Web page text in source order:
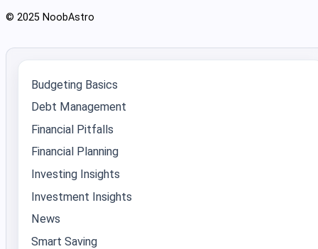
© 2025 NoobAstro
Budgeting Basics
Debt Management
Financial Pitfalls
Financial Planning
Investing Insights
Investment Insights
News
Smart Saving